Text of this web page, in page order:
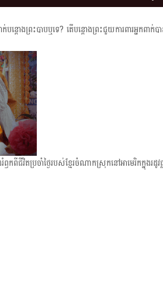
ងព្រះបាបឬទេ? តើបន្តោងព្រះជួយការពារអ្នកពាក់ប
តប្រចាំថ្ងៃរបស់ខ្មែរចំណាកស្រុកនៅអាមេរិកក្នុងរដូវ